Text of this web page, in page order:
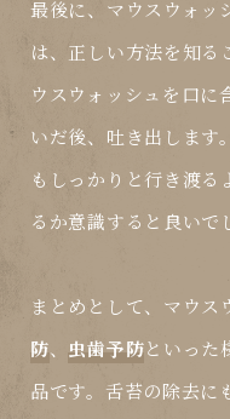
最後に、マウスウォッ
は、正しい方法を知る
ウスウォッシュを口に
いだ後、吐き出します
もしっかりと行き渡
るか意識すると良いで
まとめとして、マウス
防、 虫歯予防といった
品です。舌苔の除去に